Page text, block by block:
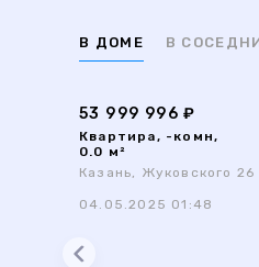
В ДОМЕ В
53 999 996 ₽
Квартира, -комн,
0.0 м²
Казань, Жуковского 26
04.05.2025 01:48